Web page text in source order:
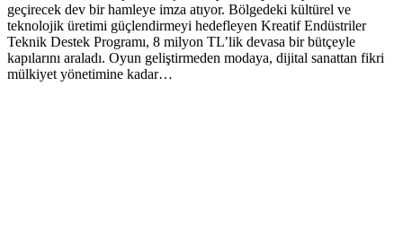
geçirecek dev bir hamleye imza atıyor. Bölgedeki kültürel ve
teknolojik üretimi güçlendirmeyi hedefleyen Kreatif Endüstriler
Teknik Destek Programı, 8 milyon TL’lik devasa bir bütçeyle
kapılarını araladı. Oyun geliştirmeden modaya, dijital sanattan fikri
mülkiyet yönetimine kadar…